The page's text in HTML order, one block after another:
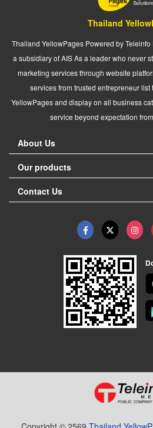
Thailand
Thailand YellowPages Powered by
a subsidiary of AIS As a leader who never
marketing services through website
services from trusted entrepreneur
YellowPages and display on all business
service beyond expectation
About Us
Our products
Contact Us